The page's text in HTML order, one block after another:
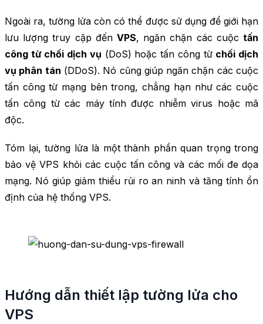
Ngoài ra, tường lửa còn có thể được sử dụng để giới hạn
lưu lượng truy cập đến VPS, ngăn chặn các cuộc tấn
công từ chối dịch vụ (DoS) hoặc tấn công từ chối dịch
vụ phân tán (DDoS). Nó cũng giúp ngăn chặn các cuộc
tấn công từ mạng bên trong, chẳng hạn như các cuộc
tấn công từ các máy tính được nhiễm virus hoặc mã
độc.
Tóm lại, tường lửa là một thành phần quan trọng trong
bảo vệ VPS khỏi các cuộc tấn công và các mối đe dọa
mạng. Nó giúp giảm thiểu rủi ro an ninh và tăng tính ổn
định của hệ thống VPS.
Hướng dẫn thiết lập tường lửa cho
VPS